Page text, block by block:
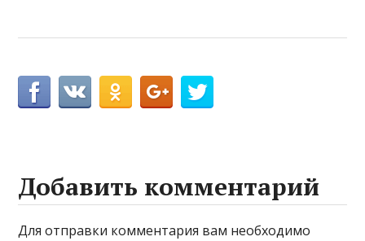
Добавить комментарий
Для отправки комментария вам необходимо